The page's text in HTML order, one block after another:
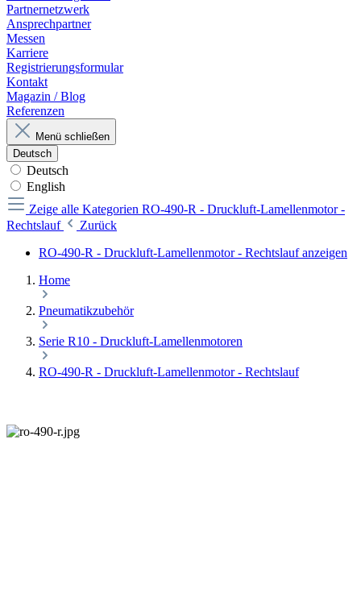
Partnernetzwerk
Ansprechpartner
Messen
Karriere
Registrierungsformular
Kontakt
Magazin / Blog
Referenzen
Menü schließen
Deutsch
Deutsch
English
Zeige alle Kategorien RO-490-R - Druckluft-Lamellenmotor -
Rechtslauf
Zurück
RO-490-R - Druckluft-Lamellenmotor - Rechtslauf anzeigen
Home
Pneumatikzubehör
Serie R10 - Druckluft-Lamellenmotoren
RO-490-R - Druckluft-Lamellenmotor - Rechtslauf